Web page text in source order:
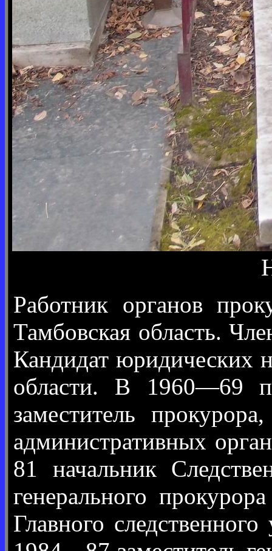
Работник органов
Тамбовская область.
Кандидат юридических
области. В 1960—69
заместитель
административных
81 начальник
генерального
Главного